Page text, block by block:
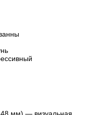
48 мм) — визуальная